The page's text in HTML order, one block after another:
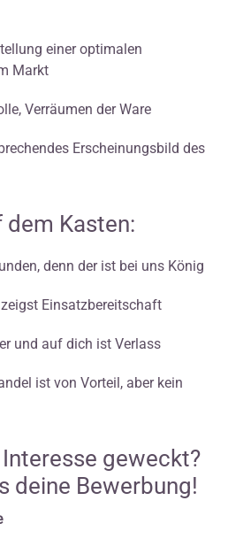
einer optimalen
Markt
Verräumen der Ware
Erscheinungsbild des
dem Kasten:
denn der ist bei uns König
Einsatzbereitschaft
und auf dich ist Verlass
ist von Vorteil, aber kein
geweckt?
deine Bewerbung!